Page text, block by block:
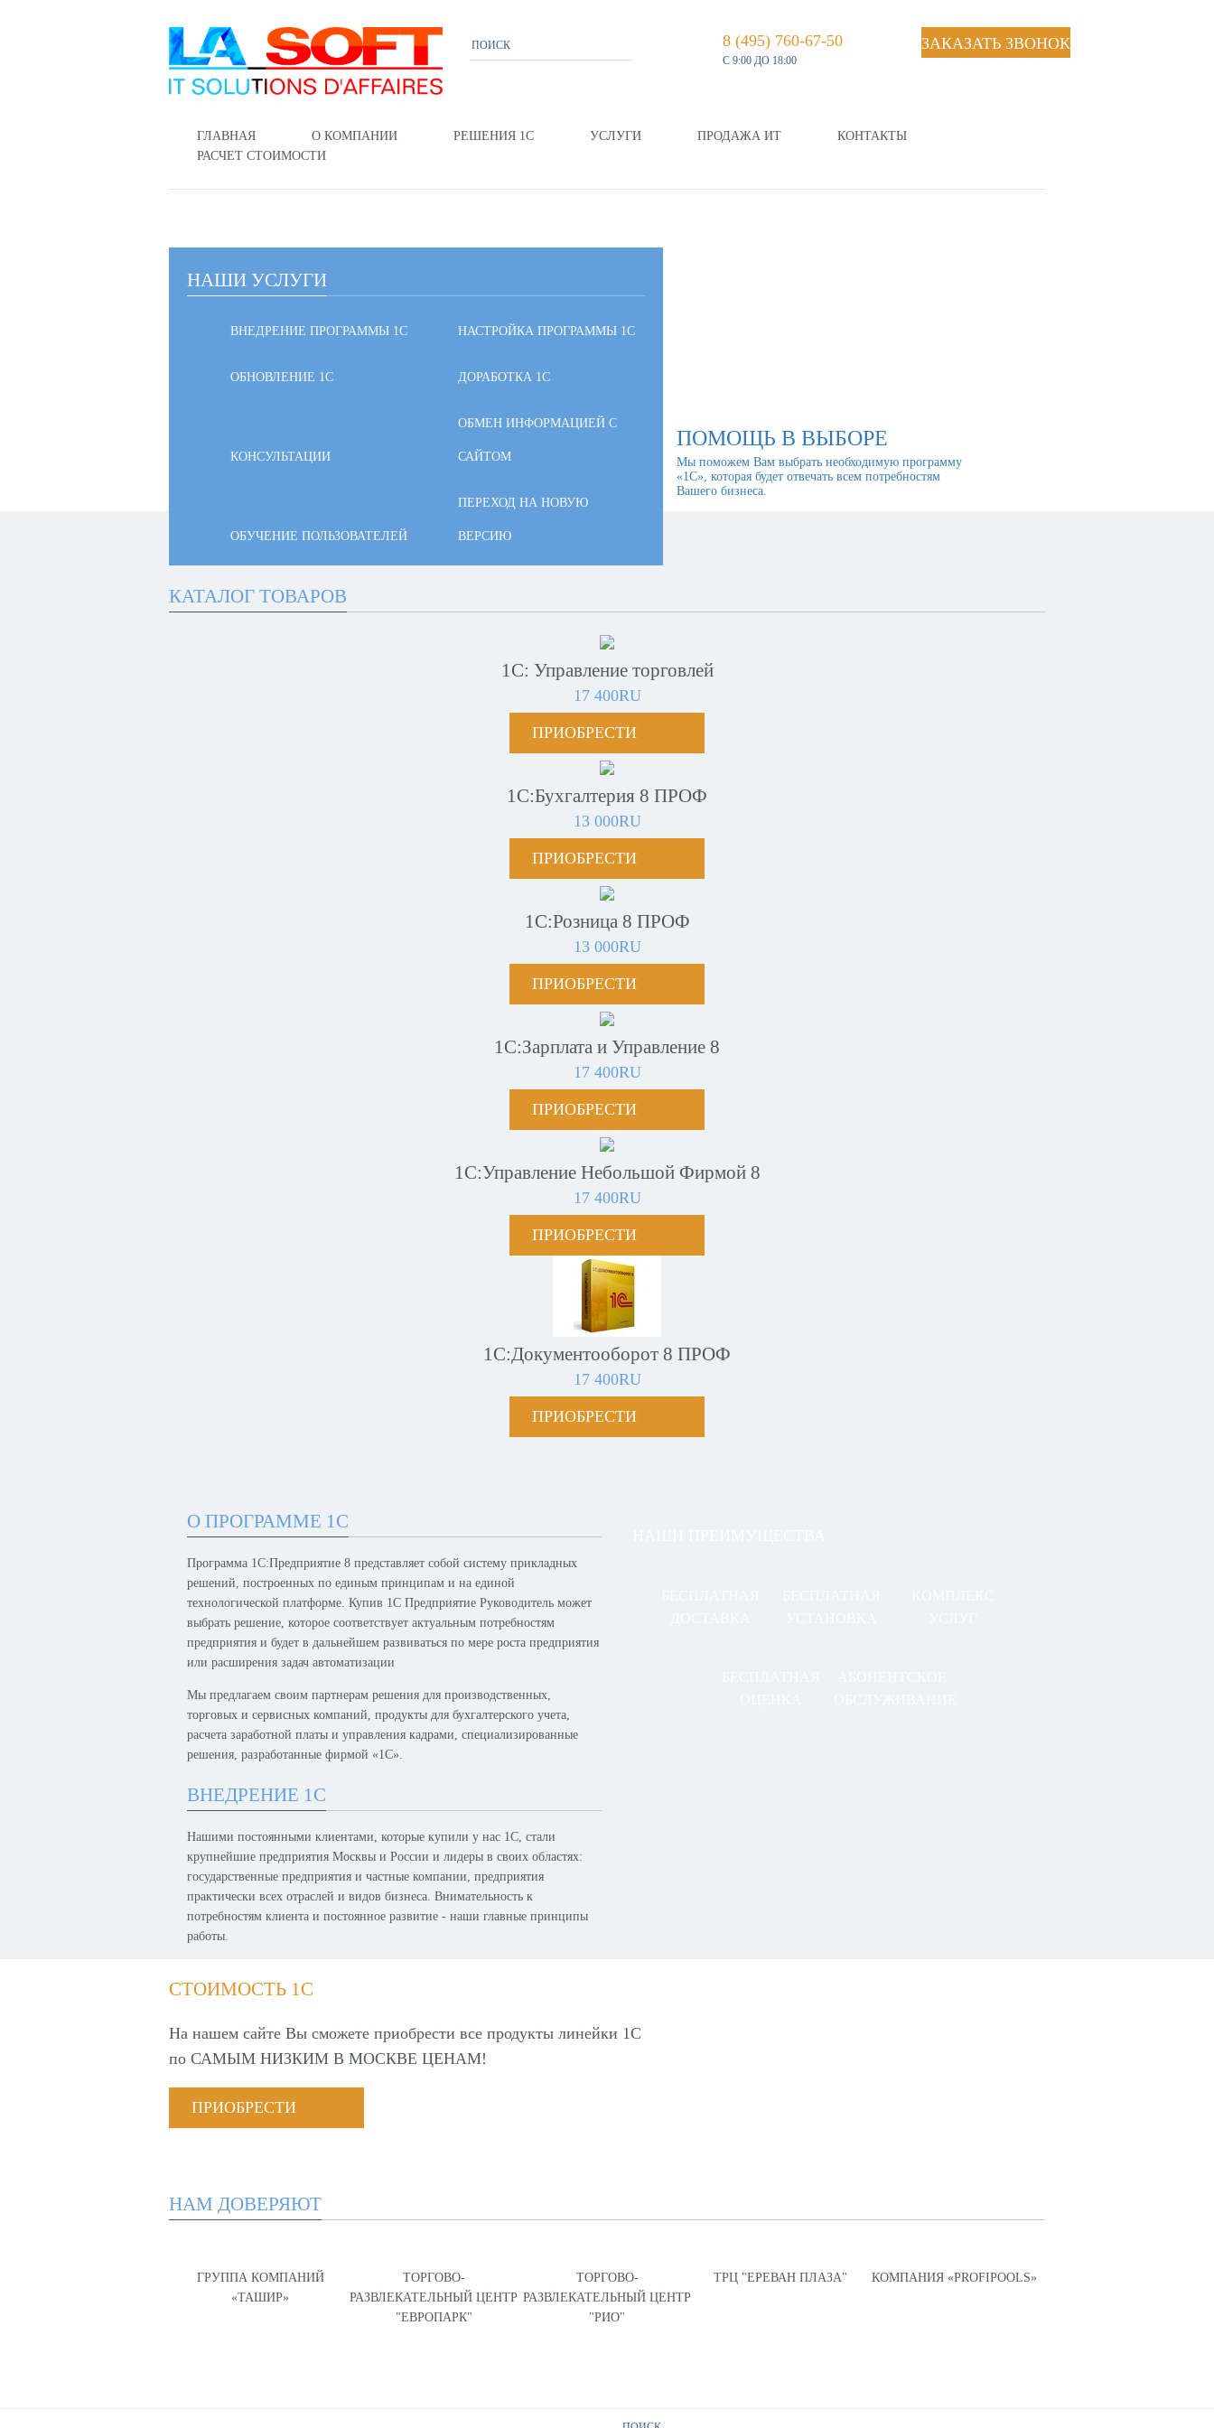
8 (495) 760-67-50
С 9:00 ДО 18:00
ЗАКАЗАТЬ ЗВОНОК
ГЛАВНАЯ О КОМПАНИИ РЕШЕНИЯ 1С УСЛУГИ ПРОДАЖА ИТ
КОНТАКТЫ
РАСЧЕТ СТОИМОСТИ
НАШИ УСЛУГИ
ВНЕДРЕНИЕ ПРОГРАММЫ 1С НАСТРОЙКА ПРОГРАММЫ 1С
ОБНОВЛЕНИЕ 1С ДОРАБОТКА 1С
КОНСУЛЬТАЦИИ
ОБМЕН ИНФОРМАЦИЕЙ С
САЙТОМ
ОБУЧЕНИЕ ПОЛЬЗОВАТЕЛЕЙ
ПЕРЕХОД НА НОВУЮ
ВЕРСИЮ
ПОМОЩЬ В ВЫБОРЕ
Мы поможем Вам выбрать необходимую программу
«1С», которая будет отвечать всем потребностям
Вашего бизнеса.
КАТАЛОГ ТОВАРОВ
1С: Управление торговлей
17 400RU
ПРИОБРЕСТИ
1С:Бухгалтерия 8 ПРОФ
13 000RU
ПРИОБРЕСТИ
1С:Розница 8 ПРОФ
13 000RU
ПРИОБРЕСТИ
1С:Зарплата и Управление 8
17 400RU
ПРИОБРЕСТИ
1С:Управление Небольшой Фирмой 8
17 400RU
ПРИОБРЕСТИ
1С:Документооборот 8 ПРОФ
17 400RU
ПРИОБРЕСТИ
О ПРОГРАММЕ 1С
Программа 1С:Предприятие 8 представляет собой систему прикладных
решений, построенных по единым принципам и на единой
технологической платформе. Купив 1С Предприятие Руководитель может
выбрать решение, которое соответствует актуальным потребностям
предприятия и будет в дальнейшем развиваться по мере роста предприятия
или расширения задач автоматизации
Мы предлагаем своим партнерам решения для производственных,
торговых и сервисных компаний, продукты для бухгалтерского учета,
расчета заработной платы и управления кадрами, специализированные
решения, разработанные фирмой «1С».
ВНЕДРЕНИЕ 1С
Нашими постоянными клиентами, которые купили у нас 1С, стали
крупнейшие предприятия Москвы и России и лидеры в своих областях:
государственные предприятия и частные компании, предприятия
практически всех отраслей и видов бизнеса. Внимательность к
потребностям клиента и постоянное развитие - наши главные принципы
работы.
СТОИМОСТЬ 1С
На нашем сайте Вы сможете приобрести все продукты линейки 1С
по САМЫМ НИЗКИМ В МОСКВЕ ЦЕНАМ!
ПРИОБРЕСТИ
НАМ ДОВЕРЯЮТ
ГРУППА КОМПАНИЙ
«ТАШИР»
ТОРГОВО-
РАЗВЛЕКАТЕЛЬНЫЙ ЦЕНТР
"ЕВРОПАРК"
ТОРГОВО-
РАЗВЛЕКАТЕЛЬНЫЙ ЦЕНТР
"РИО"
ТРЦ "ЕРЕВАН ПЛАЗА" КОМПАНИЯ «PROFIPOOLS»